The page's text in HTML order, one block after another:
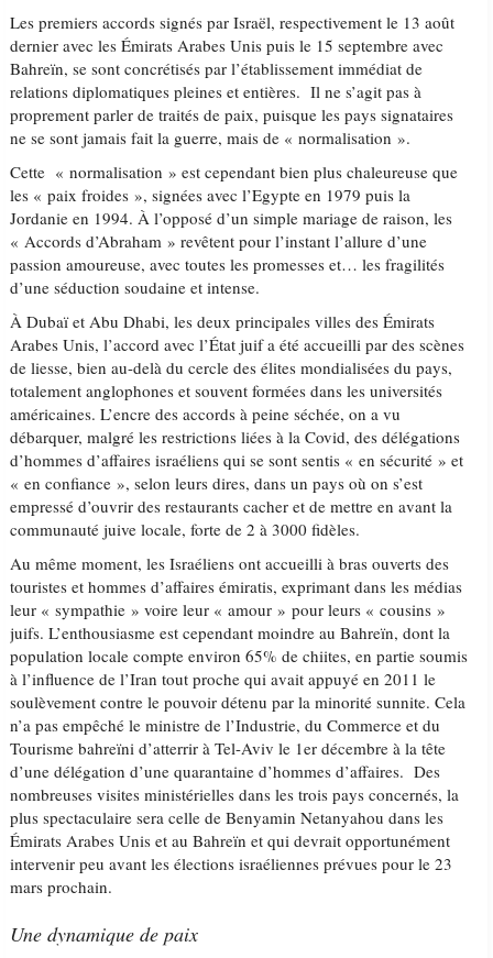
Les premiers accords signés par Israël, respectivement le 13 août
dernier avec les Émirats Arabes Unis puis le 15 septembre avec
Bahreïn, se sont concrétisés par l’établissement immédiat de
relations diplomatiques pleines et entières. Il ne s’agit pas à
proprement parler de traités de paix, puisque les pays signataires
ne se sont jamais fait la guerre, mais de « normalisation ».
Cette « normalisation » est cependant bien plus chaleureuse que
les « paix froides », signées avec l’Egypte en 1979 puis la
Jordanie en 1994. À l’opposé d’un simple mariage de raison, les
« Accords d’Abraham » revêtent pour l’instant l’allure d’une
passion amoureuse, avec toutes les promesses et… les fragilités
d’une séduction soudaine et intense.
À Dubaï et Abu Dhabi, les deux principales villes des Émirats
Arabes Unis, l’accord avec l’État juif a été accueilli par des scènes
de liesse, bien au-delà du cercle des élites mondialisées du pays,
totalement anglophones et souvent formées dans les universités
américaines. L’encre des accords à peine séchée, on a vu
débarquer, malgré les restrictions liées à la Covid, des délégations
d’hommes d’affaires israéliens qui se sont sentis « en sécurité » et
« en confiance », selon leurs dires, dans un pays où on s’est
empressé d’ouvrir des restaurants cacher et de mettre en avant la
communauté juive locale, forte de 2 à 3000 fidèles.
Au même moment, les Israéliens ont accueilli à bras ouverts des
touristes et hommes d’affaires émiratis, exprimant dans les médias
leur « sympathie » voire leur « amour » pour leurs « cousins »
juifs. L’enthousiasme est cependant moindre au Bahreïn, dont la
population locale compte environ 65% de chiites, en partie soumis
à l’influence de l’Iran tout proche qui avait appuyé en 2011 le
soulèvement contre le pouvoir détenu par la minorité sunnite. Cela
n’a pas empêché le ministre de l’Industrie, du Commerce et du
Tourisme bahreïni d’atterrir à Tel-Aviv le 1er décembre à la tête
d’une délégation d’une quarantaine d’hommes d’affaires. Des
nombreuses visites ministérielles dans les trois pays concernés, la
plus spectaculaire sera celle de Benyamin Netanyahou dans les
Émirats Arabes Unis et au Bahreïn et qui devrait opportunément
intervenir peu avant les élections israéliennes prévues pour le 23
mars prochain.
Une dynamique de paix